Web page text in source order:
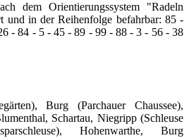
dem Orientierungssystem "Radeln
und in der Reihenfolge befahrbar: 85 -
- 84 - 5 - 45 - 89 - 99 - 88 - 3 - 56 - 38
Burg (Parchauer Chaussee),
Schartau, Niegripp (Schleuse
Hohenwarthe, Burg